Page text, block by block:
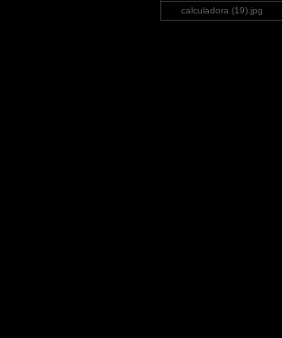
calculadora (19).jpg